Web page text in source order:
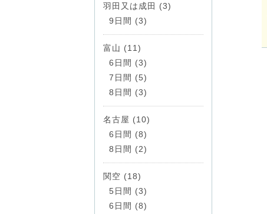
羽田又は成田 (3)
9日間 (3)
富山 (11)
6日間 (3)
7日間 (5)
8日間 (3)
名古屋 (10)
6日間 (8)
8日間 (2)
関空 (18)
5日間 (3)
6日間 (8)